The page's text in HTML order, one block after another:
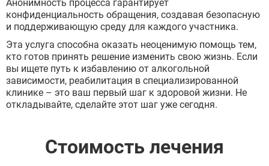
Анонимность процесса гарантирует
конфиденциальность обращения, создавая безопасную
и поддерживающую среду для каждого участника.
Эта услуга способна оказать неоценимую помощь тем,
кто готов принять решение изменить свою жизнь. Если
вы ищете путь к избавлению от алкогольной
зависимости, реабилитация в специализированной
клинике – это ваш первый шаг к здоровой жизни. Не
откладывайте, сделайте этот шаг уже сегодня.
Стоимость лечения